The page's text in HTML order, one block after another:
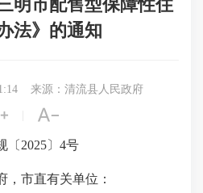
明市配售型保障性住
法》的通知
来源：清流县人民政府

〔2025〕4号
，市直有关单位：